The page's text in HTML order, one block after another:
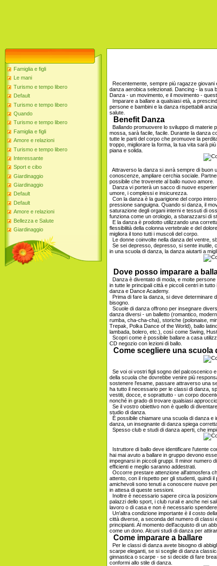
Famiglia e figli
Le mani
Turismo e tempo libero
Default
Turismo e tempo libero
Quando
Turismo e tempo libero
Famiglia e figli
Amore e relazioni
Turismo e tempo libero
Interessante
Sport e cibo
Giardinaggio
Giardinaggio
Default
Default
Amore e relazioni
Bellezza e Salute
Giardinaggio
Recentemente, sempre più ragazze
danza aerobica selezionati. Dancing - la sua
Danza - un movimento, e il movimento -
Imparare a ballare a qualsiasi età, a
persone e bambini e la danza rispettabili
salute.
Benefit Danza
Ballando promuovere lo sviluppo di materie
mossa, sarà facile, facile. Durante la danza
tutte le parti del corpo che promuove la
troppo, migliorare la forma, la tua vita sarà
piana e solida.
Attraverso la danza si avrà sempre di buon
conoscenze, ampliare cerchia sociale.
possibile che troverete al ballo nuovo amore.
Danza vi porterà un sacco di nuove
umore, i complessi e insicurezza.
Con la danza è la guarigione del corpo
pressione sanguigna. Quando si danza, il
saturazione degli organi interni e tessuti di
funziona come un orologio, a sbarazzarsi di
E la danza è prodotto utilizzando una
flessibilità della colonna vertebrale e del
migliora il tono tutti i muscoli del corpo.
Le donne coinvolte nella danza del ventre,
Se sei depresso, depresso, si sente inutile,
in una scuola di danza, la danza aiutarti a
Dove posso imparare a
Danza è diventato di moda, e molte
in tutte le principali città e piccoli centri in
danza e Dance Academy.
Prima di fare la danza, si deve determinare
bisogno.
Scuole di danza offrono per insegnare
danza diversi - un balletto (romantico,
rumba, cha-cha-cha), storiche (polonaise,
Trepak, Polka Dance of the World), ballo
lambada, bolero, etc.), così come Swing,
Scopri come è possibile ballare a casa
CD negozio con lezioni di ballo.
Come scegliere una scuola
Se voi oi vostri figli sogno del palcoscenico
della scuola che dovrebbe venire più
sostenere l'esame, passare attraverso una
ha tutto il necessario per le classi di danza,
vestiti, docce, e soprattutto - un corpo
nonché in grado di trovare qualsiasi
Se il vostro obiettivo non è quello di
studio di danza.
È possibile chiamare una scuola di danza
danza, un insegnante di danza spiega
Spesso club e studi di danza aperti, che
Istruttore di ballo deve identificare l'utente
hai mai avuto a ballare in gruppo devono
impegnarsi in piccoli gruppi. Il minor numero
efficienti e meglio saranno addestrati.
Occorre prestare attenzione all'atmosfera
attento, con il rispetto per gli studenti, quindi
amichevoli sono tenuti a conoscere nuove
in attesa di queste sessioni.
Inoltre è necessario sapere circa la
palazzi dello sport, i club rurali e anche nei
lavoro o di casa e non è necessario
Un'altra condizione importante è il costo
città diverse, a seconda del numero di classi
principianti. Al momento dell'acquisto di un
come un dono. Alcuni studi di danza per
Come imparare a ballare
Per le classi di danza avete bisogno di
scarpe eleganti, se si sceglie di danza
ginnastica o scarpe - se si decide di fare
conformi allo stile di danza.